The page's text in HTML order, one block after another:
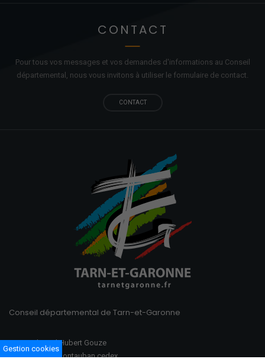
CONTACT
Pour tous vos messages et vos demandes d'informations au Conseil
départemental, nous vous invitons à utiliser le formulaire de contact.
CONTACT
Conseil départemental de Tarn-et-Garonne
100 Boulevard Hubert Gouze
BP 783 82013 Montauban cedex
Gestion cookies